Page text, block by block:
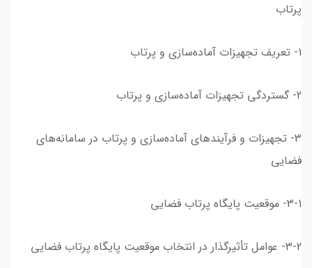
پرتاب
1- تعریف تجهیزات آماده‌سازی و پرتاب
2- گستردگی تجهیزات آماده‌سازی و پرتاب
3- تجهیزات و فرآیندهای آماده‌سازی و پرتاب در سامانه‌های
فضایی
3-1- موقعیت پایگاه پرتاب فضایی
3-2- عوامل تأثیرگذار در انتخاب موقعیت پایگاه پرتاب فضایی